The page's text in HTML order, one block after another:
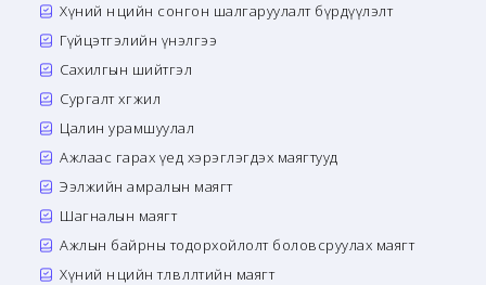
Хүний нөөцийн сонгон шалгаруулалт бүрдүүлэлт
Гүйцэтгэлийн үнэлгээ
Сахилгын шийтгэл
Сургалт хөгжил
Цалин урамшуулал
Ажлаас гарах үед хэрэглэгдэх маягтууд
Ээлжийн амралын маягт
Шагналын маягт
Ажлын байрны тодорхойлолт боловсруулах маягт
Хүний нөөцийн төлөвлөлтийн маягт